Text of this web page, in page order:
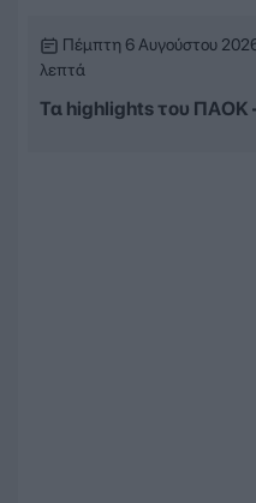
Πέμπτη 6 Αυγούστου
λεπτά
Τα highlights του ΠΑΟΚ